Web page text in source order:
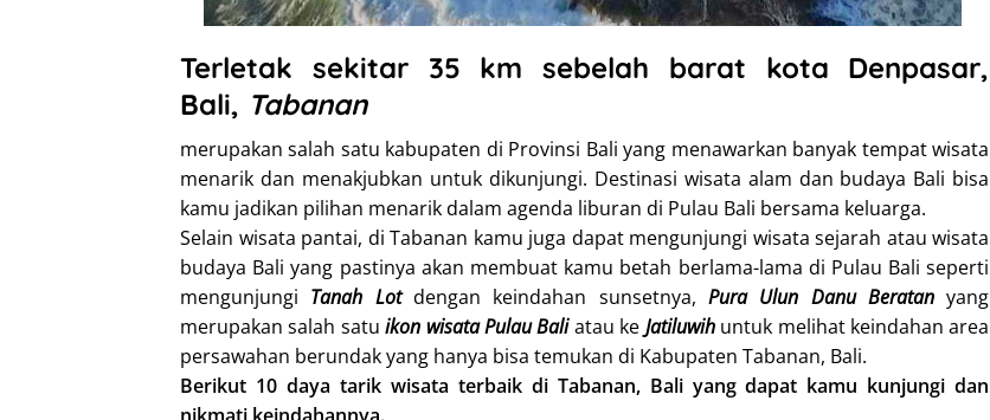
Terletak sekitar 35 km sebelah barat kota Denpasar,
Bali, Tabanan
merupakan salah satu kabupaten di Provinsi Bali yang menawarkan banyak tempat wisata
menarik dan menakjubkan untuk dikunjungi. Destinasi wisata alam dan budaya Bali bisa
kamu jadikan pilihan menarik dalam agenda liburan di Pulau Bali bersama keluarga.
Selain wisata pantai, di Tabanan kamu juga dapat mengunjungi wisata sejarah atau wisata
budaya Bali yang pastinya akan membuat kamu betah berlama-lama di Pulau Bali seperti
mengunjungi Tanah Lotdengan keindahan sunsetnya,Pura Ulun Danu Beratan yang
merupakan salah satuikon wisata Pulau Baliatau ke Jatiluwih untuk melihat keindahan area
persawahan berundak yang hanya bisa temukan di Kabupaten Tabanan, Bali.
Berikut 10 daya tarik wisata terbaik di Tabanan, Bali yang dapat kamu kunjungi dan